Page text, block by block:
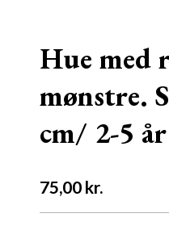
Hue med
mønstre.
cm/ 2-5 år
75,00 kr.